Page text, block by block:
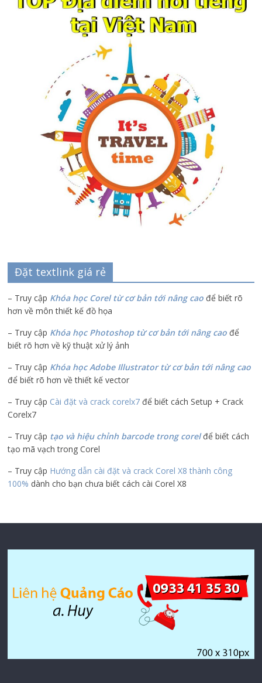
Đặt textlink giá rẻ
– Truy cập Khóa học Corel từ cơ bản tới nâng cao để biết rõ
hơn về môn thiết kế đồ họa
– Truy cập Khóa học Photoshop từ cơ bản tới nâng cao để
biết rõ hơn về kỹ thuật xử lý ảnh
– Truy cập Khóa học Adobe Illustratortừ cơ bản tới nâng cao
để biết rõ hơn về thiết kế vector
– Truy cập Cài đặt và crack corelx7 để biết cách Setup + Crack
Corelx7
– Truy cập tạo và hiệu chỉnh barcode trong corelđể biết cách
tạo mã vạch trong Corel
– Truy cập Hướng dẫn cài đặt và crack Corel X8 thành công
100% dành cho bạn chưa biết cách cài Corel X8